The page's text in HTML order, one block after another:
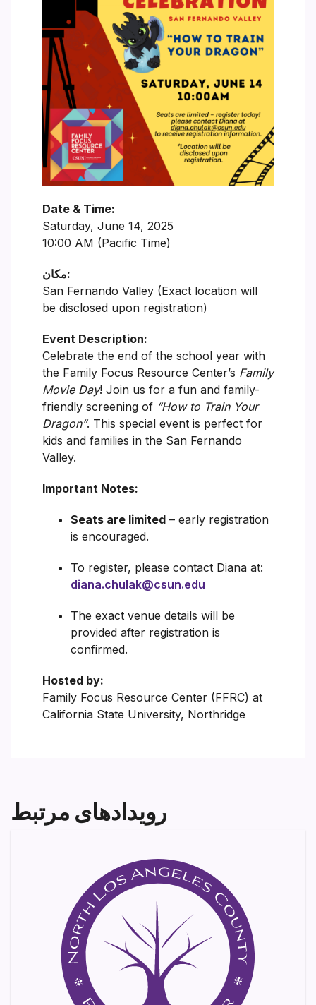
Date & Time:
Saturday, June 14, 2025
10:00 AM (Pacific Time)
مکان:
San Fernando Valley (Exact location will
be disclosed upon registration)
Event Description:
Celebrate the end of the school year with
the Family Focus Resource Center’s Family
Movie Day! Join us for a fun and family-
friendly screening of “How to Train Your
Dragon”. This special event is perfect for
kids and families in the San Fernando
Valley.
Important Notes:
Seats are limited – early registration
is encouraged.
To register, please contact Diana at:
diana.chulak@csun.edu
The exact venue details will be
provided after registration is
confirmed.
Hosted by:
Family Focus Resource Center (FFRC) at
California State University, Northridge
رویدادهای مرتبط